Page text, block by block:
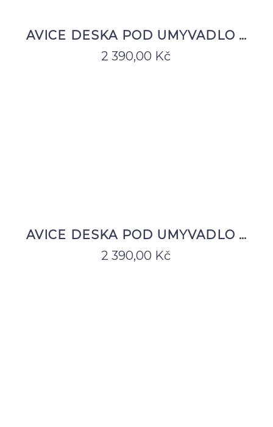
AVICE DESKA POD UMYVADLO …
2 390,00 Kč
AVICE DESKA POD UMYVADLO …
2 390,00 Kč